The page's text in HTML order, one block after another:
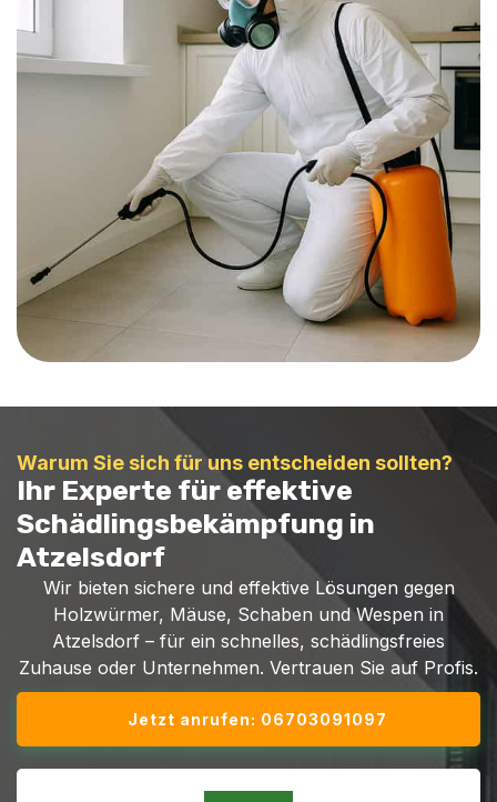
Warum Sie sich für uns entscheiden sollten?
Ihr Experte für effektive
Schädlingsbekämpfung in
Atzelsdorf
Wir bieten sichere und effektive Lösungen gegen
Holzwürmer, Mäuse, Schaben und Wespen in
Atzelsdorf – für ein schnelles, schädlingsfreies
Zuhause oder Unternehmen. Vertrauen Sie auf Profis.
Jetzt anrufen: 06703091097